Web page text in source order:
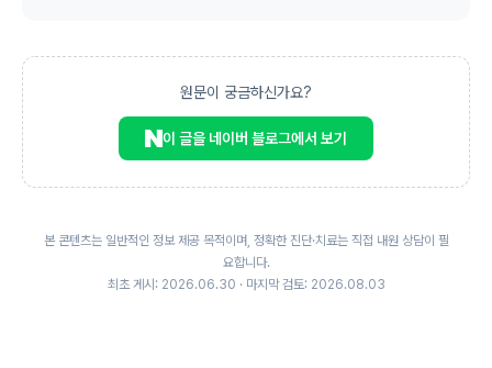
원문이 궁금하신가요?
이 글을 네이버 블로그에서 보기
본 콘텐츠는 일반적인 정보 제공 목적이며, 정확한 진단·치료는 직접 내원 상담이 필
요합니다.
최초 게시: 2026.06.30 · 마지막 검토: 2026.08.03